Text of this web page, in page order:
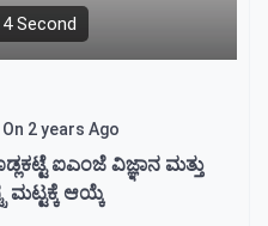
Second
On 2 years Ago
ಐಎಂಜೆ ವಿಜ್ಞಾನ ಮತ್ತು
ಮಟ್ಟಕ್ಕೆ ಆಯ್ಕೆ